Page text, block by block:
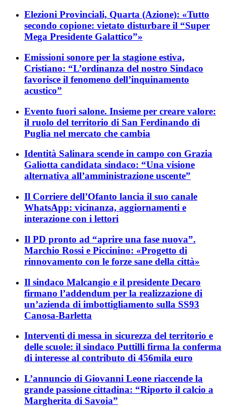
Elezioni Provinciali, Quarta (Azione): «Tutto
secondo copione: vietato disturbare il “Super
Mega Presidente Galattico”»
Emissioni sonore per la stagione estiva,
Cristiano: “L’ordinanza del nostro Sindaco
favorisce il fenomeno dell’inquinamento
acustico”
Evento fuori salone. Insieme per creare valore:
il ruolo del territorio di San Ferdinando di
Puglia nel mercato che cambia
Identità Salinara scende in campo con Grazia
Galiotta candidata sindaco: “Una visione
alternativa all’amministrazione uscente”
Il Corriere dell’Ofanto lancia il suo canale
WhatsApp: vicinanza, aggiornamenti e
interazione con i lettori
Il PD pronto ad “aprire una fase nuova”.
Marchio Rossi e Piccinino: «Progetto di
rinnovamento con le forze sane della città»
Il sindaco Malcangio e il presidente Decaro
firmano l’addendum per la realizzazione di
un’azienda di imbottigliamento sulla SS93
Canosa-Barletta
Interventi di messa in sicurezza del territorio e
delle scuole: il sindaco Puttilli firma la conferma
di interesse al contributo di 456mila euro
L’annuncio di Giovanni Leone riaccende la
grande passione cittadina: “Riporto il calcio a
Margherita di Savoia”